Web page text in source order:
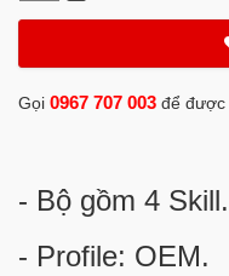
Gọi 0967 707 003 để được
- Bộ gồm 4 Skill.
- Profile: OEM.